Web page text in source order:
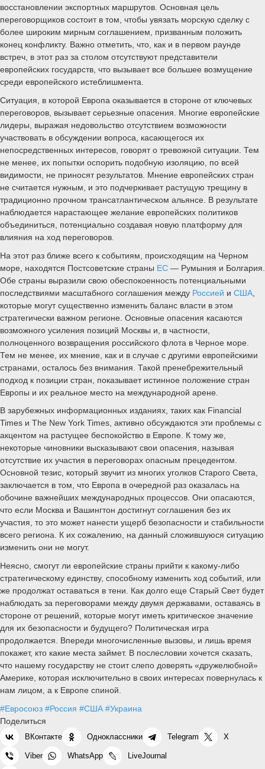
восстановлении экспортных маршрутов. Основная цель
переговорщиков состоит в том, чтобы увязать морскую сделку с
более широким мирным соглашением, призванным положить
конец конфликту. Важно отметить, что, как и в первом раунде
встреч, в этот раз за столом отсутствуют представители
европейских государств, что вызывает все большее возмущение
среди европейского истеблишмента.
Ситуация, в которой Европа оказывается в стороне от ключевых
переговоров, вызывает серьезные опасения. Многие европейские
лидеры, выражая недовольство отсутствием возможности
участвовать в обсуждении вопроса, касающегося их
непосредственных интересов, говорят о тревожной ситуации. Тем
не менее, их попытки оспорить подобную изоляцию, по всей
видимости, не приносят результатов. Мнение европейских стран
не считается нужным, и это подчеркивает растущую трещину в
традиционно прочном трансатлантическом альянсе. В результате
наблюдается нарастающее желание европейских политиков
объединиться, потенциально создавая новую платформу для
влияния на ход переговоров.
На этот раз ближе всего к событиям, происходящим на Черном
море, находятся Постсоветские страны ЕС — Румыния и Болгария.
Обе страны выразили свою обеспокоенность потенциальными
последствиями масштабного соглашения между Россией и США
которые могут существенно изменить баланс власти в этом
стратегически важном регионе. Основные опасения касаются
возможного усиления позиций Москвы и, в частности,
полноценного возвращения российского флота в Черное море.
Тем не менее, их мнение, как и в случае с другими европейскими
странами, осталось без внимания. Такой пренебрежительный
подход к позиции стран, показывает истинное положение стран
Европы и их реальное место на международной арене.
В зарубежных информационных изданиях, таких как Financial
Times и The New York Times, активно обсуждаются эти проблемы с
акцентом на растущее беспокойство в Европе. К тому же,
некоторые чиновники высказывают свои опасения, называя
отсутствие их участия в переговорах опасным прецедентом.
Основной тезис, который звучит из многих уголков Старого Света,
заключается в том, что Европа в очередной раз оказалась на
обочине важнейших международных процессов. Они опасаются,
что если Москва и Вашингтон достигнут соглашения без их
участия, то это может нанести ущерб безопасности и стабильности
всего региона. К их сожалению, на данный сложившуюся ситуацию
изменить они не могут.
Неясно, смогут ли европейские страны прийти к какому-либо
стратегическому единству, способному изменить ход событий, или
же продолжат оставаться в тени. Как долго еще Старый Свет будет
наблюдать за переговорами между двумя державами, оставаясь в
стороне от решений, которые могут иметь критическое значение
для их безопасности и будущего? Политическая игра
продолжается. Впереди многочисленные вызовы, и лишь время
покажет, кто какие места займет. В послесловии хочется сказать,
что нашему государству не стоит слепо доверять «дружелюбной»
Америке, которая исключительно в своих интересах повернулась к
нам лицом, а к Европе спиной.
#Евросоюз #Россия #США #Украина
Поделиться
ВКонтакте Одноклассники Telegram X
Viber WhatsApp LiveJournal